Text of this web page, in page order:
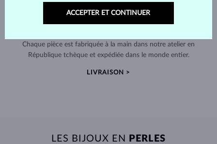
Chaque pièce est fabriquée à la main dans notre atelier en
République tchèque et expédiée dans le monde entier.
LIVRAISON >
LES BIJOUX EN PERLES
ACCEPTER ET CONTINUER